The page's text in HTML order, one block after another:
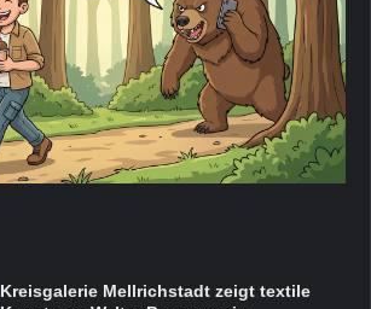
Kreisgalerie Mellrichstadt zeigt textile